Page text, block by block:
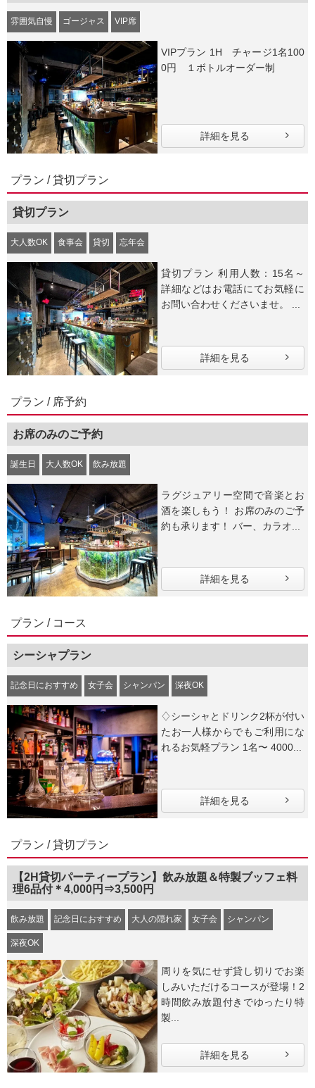
雰囲気自慢 ゴージャス VIP席
VIPプラン 1H チャージ1名100
0円 １ボトルオーダー制
詳細を見る
プラン / 貸切プラン
貸切プラン
大人数OK 食事会 貸切 忘年会
貸切プラン 利用人数：15名～
詳細などはお電話にてお気軽に
詳細を見る
プラン / 席予約
お席のみのご予約
誕生日 大人数OK 飲み放題
ラグジュアリー空間で音楽とお
酒を楽しもう！ お席のみのご予
約も承ります！ バー、カラオ...
詳細を見る
プラン / コース
シーシャプラン
記念日におすすめ 女子会 シャンパン 深夜OK
♢シーシャとドリンク2杯が付い
たお一人様からでもご利用にな
れるお気軽プラン 1名〜 4000...
詳細を見る
プラン / 貸切プラン
【2H貸切パーティープラン】飲み放題＆特製ブッフェ料
理6品付＊4,000円⇒3,500円
飲み放題 記念日におすすめ 大人の隠れ家 女子会 シャンパン
深夜OK
周りを気にせず貸し切りでお楽
しみいただけるコースが登場！2
時間飲み放題付きでゆったり特
製...
詳細を見る